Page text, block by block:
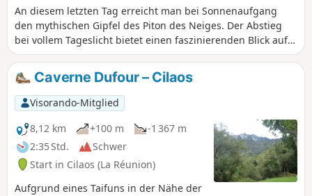
An diesem letzten Tag erreicht man bei Sonnenaufgang
den mythischen Gipfel des Piton des Neiges. Der Abstieg
bei vollem Tageslicht bietet einen faszinierenden Blick auf
diese vulkanische Wüste, die sich nach und nach mit
Vegetation bedeckt. Der lange Abstieg nach Cilaos entlang
der anderen Seite des Piton des Neiges führt durch ein
sehr interessantes Naturschutzgebiet.
Caverne Dufour – Cilaos
Visorando-Mitglied
8,12 km
+100 m
-1 367 m
2:35 Std.
Schwer
Start in Cilaos (La Réunion)
Aufgrund eines Taifuns in der Nähe der